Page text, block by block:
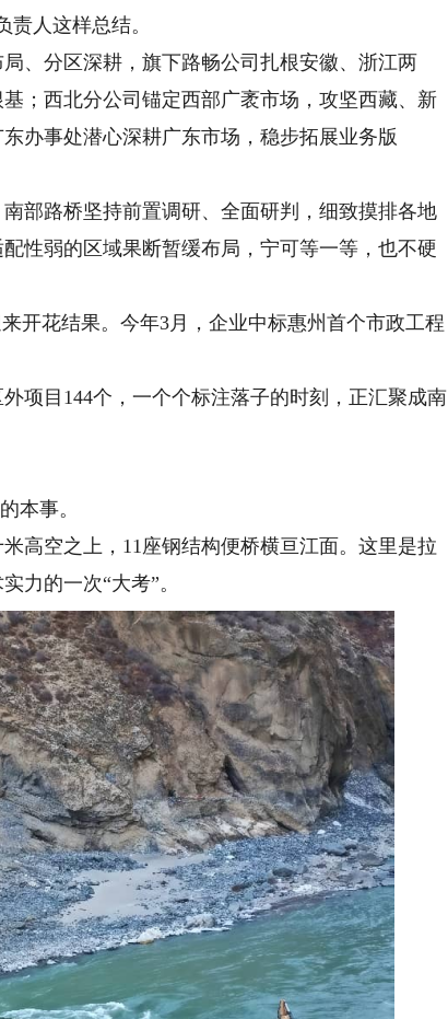
人这样总结。
分区深耕，旗下路畅公司扎根安徽、浙江两
；西北分公司锚定西部广袤市场，攻坚西藏、新
办事处潜心深耕广东市场，稳步拓展业务版
路桥坚持前置调研、全面研判，细致摸排各地
性弱的区域果断暂缓布局，宁可等一等，也不硬
花结果。今年3月，企业中标惠州首个市政工程
目144个，一个个标注落子的时刻，正汇聚成南
本事。
空之上，11座钢结构便桥横亘江面。这里是拉
力的一次“大考”。